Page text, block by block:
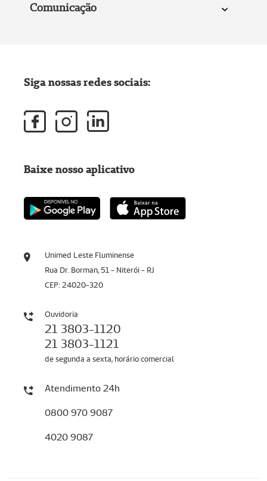
Comunicação
Unimed Leste Fluminense
Rua Dr. Borman, 51 - Niterói - RJ
CEP: 24020-320
Ouvidoria
21 3803-1120
21 3803-1121
de segunda a sexta, horário comercial
Atendimento 24h
0800 970 9087
4020 9087
Siga nossas redes sociais:
Baixe nosso aplicativo